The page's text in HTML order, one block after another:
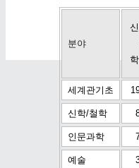
분야
세계관기초
신학/철학
인문과학
예술